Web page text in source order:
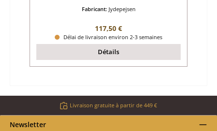
Fabricant: Jydepejsen
Prix régulier :
117,50 €
Délai de livraison environ 2-3 semaines
Détails
Livraison gratuite à partir de 449 €
Newsletter